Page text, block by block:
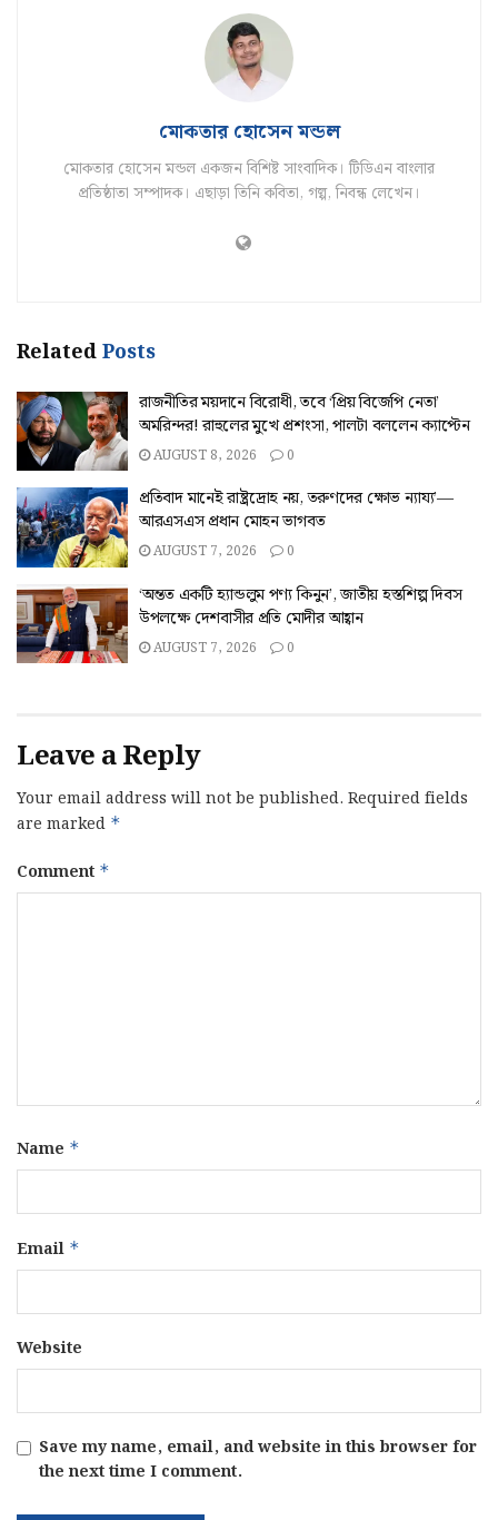
মোকতার হোসেন মন্ডল
মোকতার হোসেন মন্ডল একজন বিশিষ্ট সাংবাদিক। টিডিএন বাংলার
প্রতিষ্ঠাতা সম্পাদক। এছাড়া তিনি কবিতা, গল্প, নিবন্ধ লেখেন।
RelatedPosts
রাজনীতির ময়দানে বিরোধী, তবে ‘প্রিয় বিজেপি নেতা’
অমরিন্দর! রাহুলের মুখে প্রশংসা, পালটা বললেন ক্যাপ্টেন
AUGUST 8, 2026 0
প্রতিবাদ মানেই রাষ্ট্রদ্রোহ নয়, তরুণদের ক্ষোভ ন্যায্য’—
আরএসএস প্রধান মোহন ভাগবত
AUGUST 7, 2026 0
‘অন্তত একটি হ্যান্ডলুম পণ্য কিনুন’, জাতীয় হস্তশিল্প দিবস
উপলক্ষে দেশবাসীর প্রতি মোদীর আহ্বান
AUGUST 7, 2026 0
Leave a Reply
Your email address will not be published. Required fields
are marked *
Comment *
Name *
Email *
Website
Save my name, email, and website in this browser for
the next time I comment.